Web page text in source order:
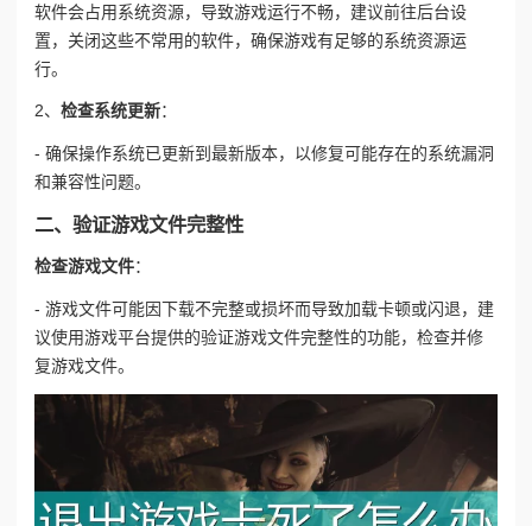
软件会占用系统资源，导致游戏运行不畅，建议前往后台设
置，关闭这些不常用的软件，确保游戏有足够的系统资源运
行。
2、 检查系统更新：
- 确保操作系统已更新到最新版本，以修复可能存在的系统漏洞
和兼容性问题。
二、验证游戏文件完整性
检查游戏文件：
- 游戏文件可能因下载不完整或损坏而导致加载卡顿或闪退，建
议使用游戏平台提供的验证游戏文件完整性的功能，检查并修
复游戏文件。